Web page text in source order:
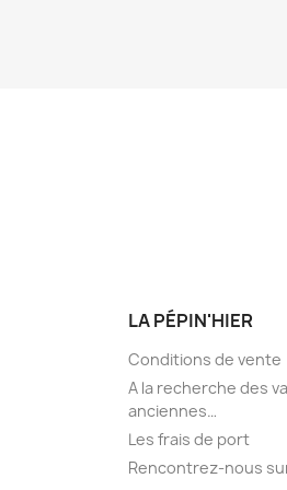
LA PÉPIN'HIER
Conditions de vente
A la recherche des
anciennes…
Les frais de port
Rencontrez-nous